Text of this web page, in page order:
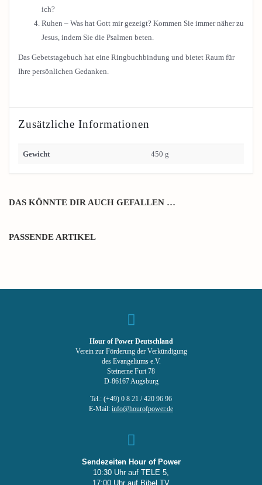
ich?
Ruhen – Was hat Gott mir gezeigt? Kommen Sie immer näher zu
Jesus, indem Sie die Psalmen beten.
Das Gebetstagebuch hat eine Ringbuchbindung und bietet Raum für
Ihre persönlichen Gedanken.
Zusätzliche Informationen
Gewicht 450 g
DAS KÖNNTE DIR AUCH GEFALLEN …
PASSENDE ARTIKEL
Hour of Power Deutschland
Verein zur Förderung der Verkündigung
des Evangeliums e.V.
Steinerne Furt 78
D-86167 Augsburg
Tel.: (+49) 0 8 21 / 420 96 96
E-Mail: info@hourofpower.de
Sendezeiten Hour of Power
10:30 Uhr auf TELE 5,
17:00 Uhr auf Bibel TV